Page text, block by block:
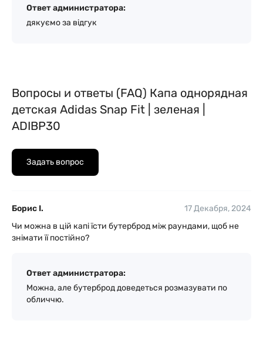
Ответ администратора:
дякуємо за відгук
Вопросы и ответы (FAQ) Капа однорядная
детская Adidas Snap Fit | зеленая |
ADIBP30
Задать вопрос
Борис І.
17 Декабря, 2024
Чи можна в цій капі їсти бутерброд між раундами, щоб не
знімати її постійно?
Ответ администратора:
Можна, але бутерброд доведеться розмазувати по
обличчю.